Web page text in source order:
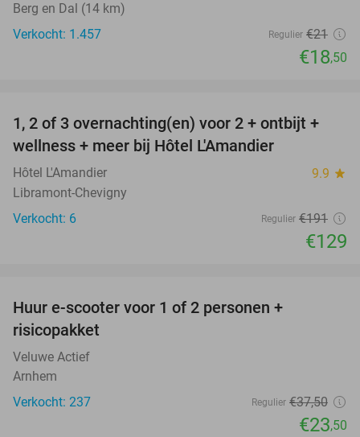
Berg en Dal (14 km)
Verkocht: 1.457
Regulier €21
€18,50
32%
TODAY
1, 2 of 3 overnachting(en) voor 2 + ontbijt +
wellness + meer bij Hôtel L'Amandier
Hôtel L'Amandier 9.9 star
Libramont-Chevigny
Verkocht: 6
Regulier €191
€129
Huur e-scooter voor 1 of 2 personen +
risicopakket
Veluwe Actief
Arnhem
Verkocht: 237
Regulier €37,50
€23,50